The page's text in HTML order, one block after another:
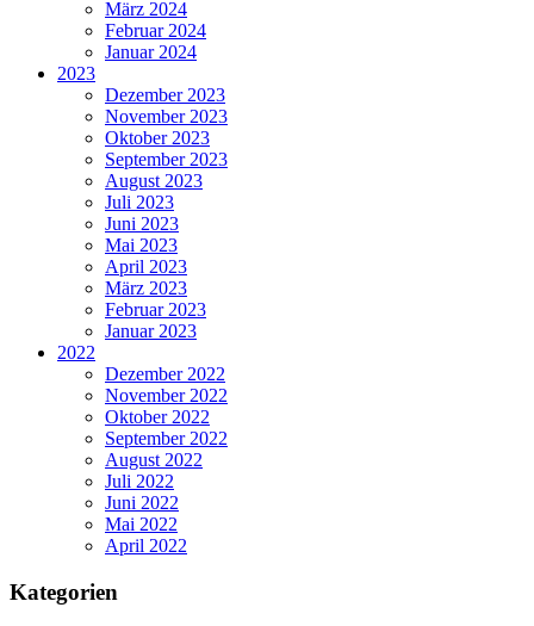
März 2024
Februar 2024
Januar 2024
2023
Dezember 2023
November 2023
Oktober 2023
September 2023
August 2023
Juli 2023
Juni 2023
Mai 2023
April 2023
März 2023
Februar 2023
Januar 2023
2022
Dezember 2022
November 2022
Oktober 2022
September 2022
August 2022
Juli 2022
Juni 2022
Mai 2022
April 2022
Kategorien